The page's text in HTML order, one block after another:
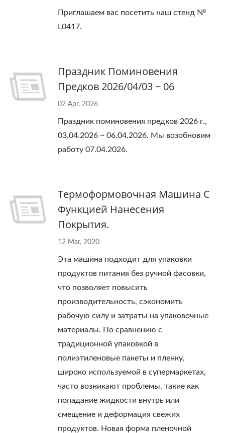
Приглашаем вас посетить наш стенд №
L0417.
Праздник Поминовения
Предков 2026/04/03 ~ 06
02 Apr, 2026
Праздник поминовения предков 2026 г.,
03.04.2026 ~ 06.04.2026. Мы возобновим
работу 07.04.2026.
Термоформовочная Машина С
Функцией Нанесения
Покрытия.
12 Mar, 2020
Эта машина подходит для упаковки
продуктов питания без ручной фасовки,
что позволяет повысить
производительность, сэкономить
рабочую силу и затраты на упаковочные
материалы. По сравнению с
традиционной упаковкой в ​​
полиэтиленовые пакеты и пленку,
широко используемой в супермаркетах,
часто возникают проблемы, такие как
попадание жидкости внутрь или
смещение и деформация свежих
продуктов. Новая форма пленочной